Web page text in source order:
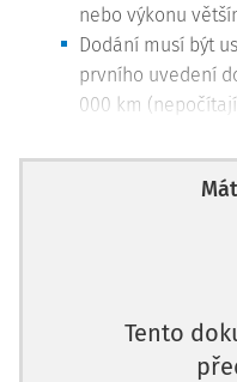
nebo výkonu
Dodání musí být
prvního uvedení
000 km
do provozu nebo
den předání).
Tento